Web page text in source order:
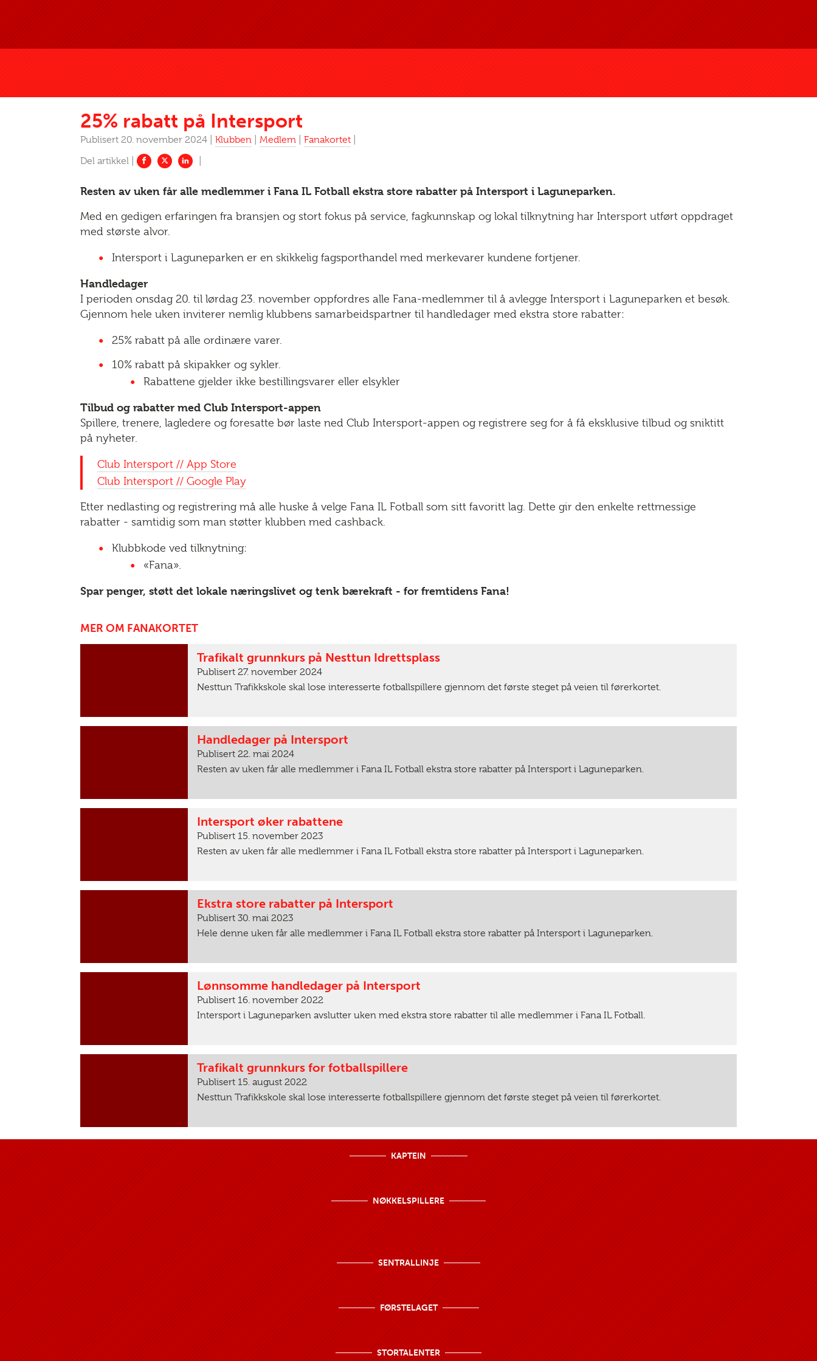
25% rabatt på Intersport
Publisert 20. november 2024 | Klubben Medlem Fanakortet
Resten av uken får alle medlemmer i Fana IL Fotball ekstra store rabatter på Intersport i Laguneparken.
Med en gedigen erfaringen fra bransjen og stort fokus på service, fagkunnskap og lokal tilknytning har Intersport utført oppdraget
med største alvor.
Intersport i Laguneparken er en skikkelig fagsporthandel med merkevarer kundene fortjener.
Handledager
I perioden onsdag 20. til lørdag 23. november oppfordres alle Fana-medlemmer til å avlegge Intersport i Laguneparken et besøk.
Gjennom hele uken inviterer nemlig klubbens samarbeidspartner til handledager med ekstra store rabatter:
25% rabatt på alle ordinære varer.
10% rabatt på skipakker og sykler.
Rabattene gjelder ikke bestillingsvarer eller elsykler
Tilbud og rabatter med Club Intersport-appen
Spillere, trenere, lagledere og foresatte bør laste ned Club Intersport-appen og registrere seg for å få eksklusive tilbud og sniktitt
på nyheter.
Club Intersport // App Store
Club Intersport // Google Play
Etter nedlasting og registrering må alle huske å velge Fana IL Fotball som sitt favoritt lag. Dette gir den enkelte rettmessige
rabatter - samtidig som man støtter klubben med cashback.
Klubbkode ved tilknytning:
«Fana».
Spar penger, støtt det lokale næringslivet og tenk bærekraft - for fremtidens Fana!
MER OM FANAKORTET
Trafikalt grunnkurs på Nesttun Idrettsplass
Publisert 27. november 2024
Nesttun Trafikkskole skal lose interesserte fotballspillere gjennom det første steget på veien til førerkortet.
Handledager på Intersport
Publisert 22. mai 2024
Resten av uken får alle medlemmer i Fana IL Fotball ekstra store rabatter på Intersport i Laguneparken.
Intersport øker rabattene
Publisert 15. november 2023
Resten av uken får alle medlemmer i Fana IL Fotball ekstra store rabatter på Intersport i Laguneparken.
Ekstra store rabatter på Intersport
Publisert 30. mai 2023
Hele denne uken får alle medlemmer i Fana IL Fotball ekstra store rabatter på Intersport i Laguneparken.
Lønnsomme handledager på Intersport
Publisert 16. november 2022
Intersport i Laguneparken avslutter uken med ekstra store rabatter til alle medlemmer i Fana IL Fotball.
Trafikalt grunnkurs for fotballspillere
Publisert 15. august 2022
Nesttun Trafikkskole skal lose interesserte fotballspillere gjennom det første steget på veien til førerkortet.
KAPTEIN
NØKKELSPILLERE
SENTRALLINJE
FØRSTELAGET
STORTALENTER